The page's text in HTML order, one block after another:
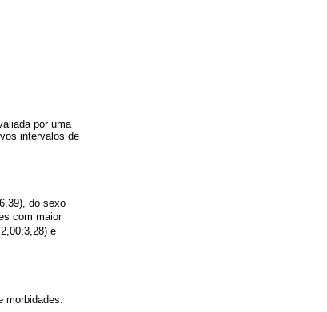
por uma
intervalos de
do sexo
com maior
2,00;3,28) e
morbidades.